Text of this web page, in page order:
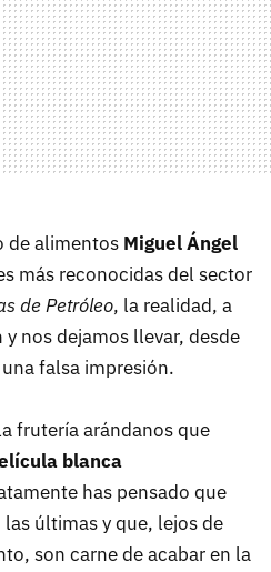
de alimentos Miguel Ángel
más reconocidas del sector
de Petróleo, la realidad, a
nos dejamos llevar, desde
falsa impresión.
frutería arándanos que
blanca
has pensado que
últimas y que, lejos de
son carne de acabar en la